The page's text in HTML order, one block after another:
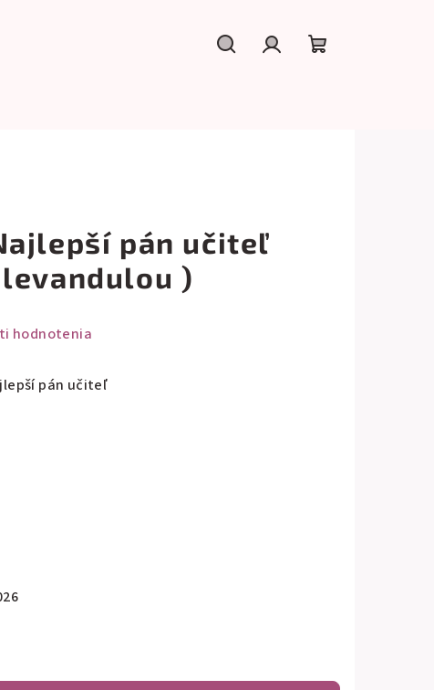
pán učiteľ
)
hodnotenia
pán učiteľ